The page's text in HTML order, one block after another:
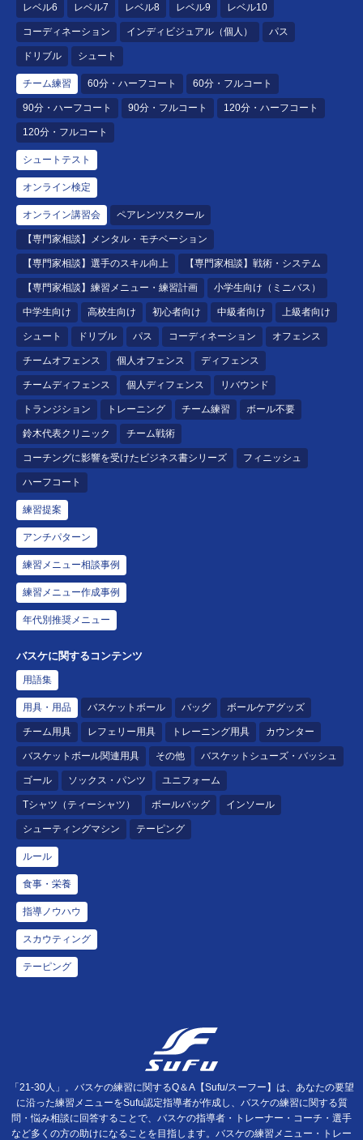
レベル6 レベル7 レベル8 レベル9 レベル10
コーディネーション インディビジュアル（個人） パス
ドリブル シュート
チーム練習 60分・ハーフコート 60分・フルコート
90分・ハーフコート 90分・フルコート 120分・ハーフコート
120分・フルコート
シュートテスト
オンライン検定
オンライン講習会 ペアレンツスクール
【専門家相談】メンタル・モチベーション
【専門家相談】選手のスキル向上 【専門家相談】戦術・システム
【専門家相談】練習メニュー・練習計画 小学生向け（ミニバス）
中学生向け 高校生向け 初心者向け 中級者向け 上級者向け
シュート ドリブル パス コーディネーション オフェンス
チームオフェンス 個人オフェンス ディフェンス
チームディフェンス 個人ディフェンス リバウンド
トランジション トレーニング チーム練習 ボール不要
鈴木代表クリニック チーム戦術
コーチングに影響を受けたビジネス書シリーズ フィニッシュ
ハーフコート
練習提案
アンチパターン
練習メニュー相談事例
練習メニュー作成事例
年代別推奨メニュー
バスケに関するコンテンツ
用語集
用具・用品 バスケットボール バッグ ボールケアグッズ
チーム用具 レフェリー用具 トレーニング用具 カウンター
バスケットボール関連用具 その他 バスケットシューズ・バッシュ
ゴール ソックス・パンツ ユニフォーム
Tシャツ（ティーシャツ） ボールバッグ インソール
シューティングマシン テーピング
ルール
食事・栄養
指導ノウハウ
スカウティング
テーピング
「21-30人」。バスケの練習に関するQ＆A【Sufu/スーフー】は、あなたの要望
に沿った練習メニューをSufu認定指導者が作成し、バスケの練習に関する質
問・悩み相談に回答することで、バスケの指導者・トレーナー・コーチ・選手
など多くの方の助けになることを目指します。バスケの練習メニュー・トレー